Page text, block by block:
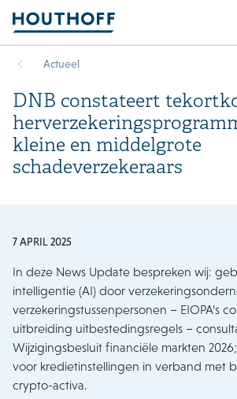
Actueel
DNB constateert
kleine en middelgrote
schadeverzekeraars
7 APRIL 2025
In deze News Update bespreken wij:
intelligentie (AI) door
verzekeringstussenpersonen – EIOPA’s
uitbreiding uitbestedingsregels –
Wijzigingsbesluit financiële markten
voor kredietinstellingen in verband met
crypto-activa.